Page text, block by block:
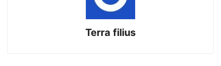
Terra filius